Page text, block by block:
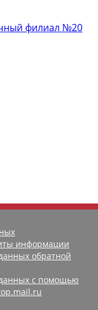
филиал №20
информации
обратной
данных с помощью